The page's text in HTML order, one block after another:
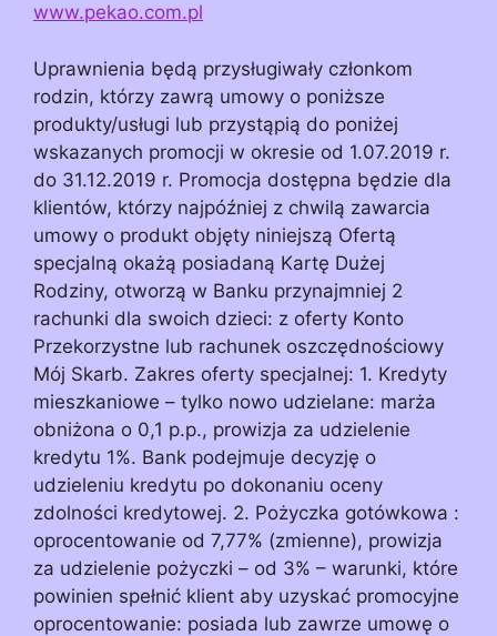
www.pekao.com.pl
Uprawnienia będą przysługiwały członkom
rodzin, którzy zawrą umowy o poniższe
produkty/usługi lub przystąpią do poniżej
wskazanych promocji w okresie od 1.07.2019 r.
do 31.12.2019 r. Promocja dostępna będzie dla
klientów, którzy najpóźniej z chwilą zawarcia
umowy o produkt objęty niniejszą Ofertą
specjalną okażą posiadaną Kartę Dużej
Rodziny, otworzą w Banku przynajmniej 2
rachunki dla swoich dzieci: z oferty Konto
Przekorzystne lub rachunek oszczędnościowy
Mój Skarb. Zakres oferty specjalnej: 1. Kredyty
mieszkaniowe – tylko nowo udzielane: marża
obniżona o 0,1 p.p., prowizja za udzielenie
kredytu 1%. Bank podejmuje decyzję o
udzieleniu kredytu po dokonaniu oceny
zdolności kredytowej. 2. Pożyczka gotówkowa :
oprocentowanie od 7,77% (zmienne), prowizja
za udzielenie pożyczki – od 3% – warunki, które
powinien spełnić klient aby uzyskać promocyjne
oprocentowanie: posiada lub zawrze umowę o